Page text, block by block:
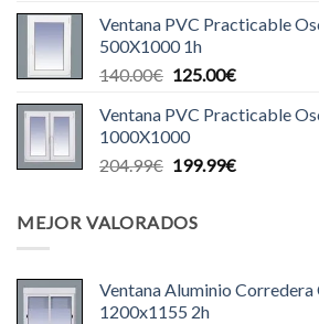
original
era:
140.00€.
actual
129.99€.
Ventana PVC Practicable
500X1000 1h
140.00€ El
original
era:
140.00€.
125.00€El
actual
125.00€.
Ventana PVC Practicable
1000X1000
204.99€ El
era:
199.99€El
MEJOR VALORADOS
Ventana Aluminio Corredera
1200x1155 2h